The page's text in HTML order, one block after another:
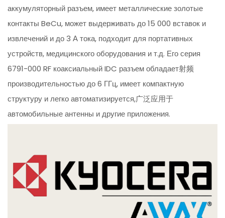
аккумуляторный разъем, имеет металлические золотые
контакты BeCu, может выдерживать до 15 000 вставок и
извлечений и до 3 А тока, подходит для портативных
устройств, медицинского оборудования и т.д. Его серия
6791-000 RF коаксиальный IDC разъем обладает射频
производительностью до 6 ГГц, имеет компактную
структуру и легко автоматизируется,广泛应用于
автомобильные антенны и другие приложения.